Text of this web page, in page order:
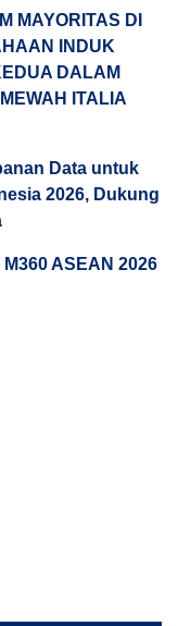
MAYORITAS DI
INDUK
DALAM
ITALIA
Data untuk
2026, Dukung
ASEAN 2026